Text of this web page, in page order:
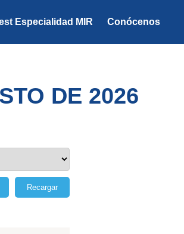
Especialidad MIR Conócenos
DE 2026
Recargar